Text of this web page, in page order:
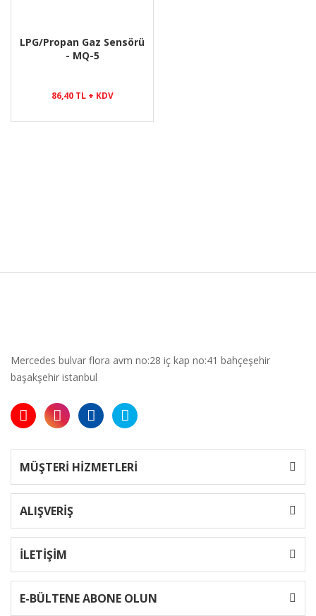
LPG/Propan Gaz Sensörü
- MQ-5
86,40 TL + KDV
Mercedes bulvar flora avm no:28 iç kap no:41 bahçeşehir
başakşehir istanbul
MÜŞTERİ HİZMETLERİ
ALIŞVERİŞ
İLETİŞİM
E-BÜLTENE ABONE OLUN